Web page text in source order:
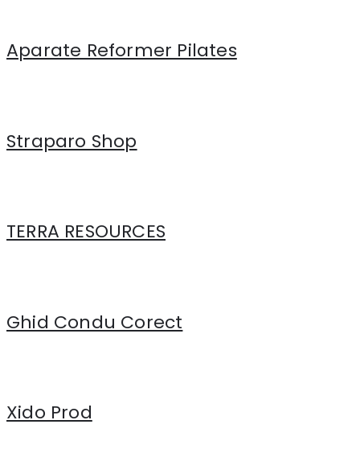
Aparate Reformer Pilates
Straparo Shop
TERRA RESOURCES
Ghid Condu Corect
Xido Prod